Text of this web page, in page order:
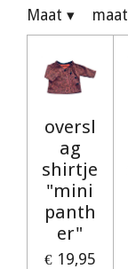
Maat ▾ maat
oversl
ag
shirtje
"mini
panth
er"
€ 19,95